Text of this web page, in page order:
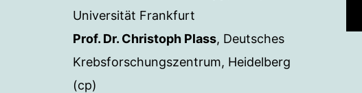
Universität Frankfurt
Prof. Dr. Christoph Plass, Deutsches
Krebsforschungszentrum, Heidelberg
(cp)